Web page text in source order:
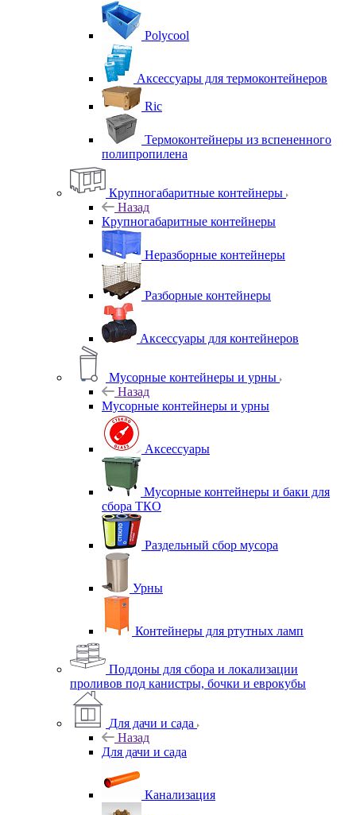
Polycool
Аксессуары для термоконтейнеров
Ric
Термоконтейнеры из вспененного
полипропилена
Крупногабаритные контейнеры
Назад
Крупногабаритные контейнеры
Неразборные контейнеры
Разборные контейнеры
Аксессуары для контейнеров
Мусорные контейнеры и урны
Назад
Мусорные контейнеры и урны
Аксессуары
Мусорные контейнеры и баки для
сбора ТКО
Раздельный сбор мусора
Урны
Контейнеры для ртутных ламп
Поддоны для сбора и локализации
проливов под канистры, бочки и еврокубы
Для дачи и сада
Назад
Для дачи и сада
Канализация